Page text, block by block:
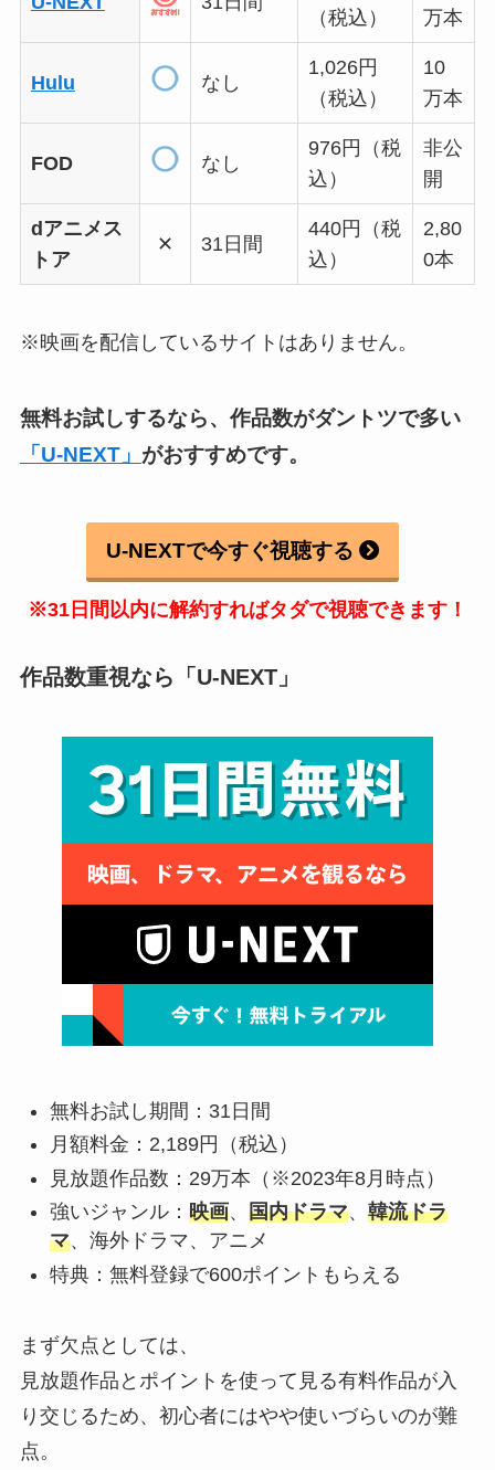
（税込） 万本
Hulu なし
1,026円
（税込）
10
万本
FOD なし
976円（税
込）
非公
開
dアニメス
トア
✕ 31日間
440円（税
込）
2,80
0本
※映画を配信しているサイトはありません。
無料お試しするなら、作品数がダントツで多い
「U-NEXT」 がおすすめです。
U-NEXTで今すぐ視聴する
※31日間以内に解約すればタダで視聴できます！
作品数重視なら「U-NEXT」
無料お試し期間：31日間
月額料金：2,189円（税込）
見放題作品数：29万本（※2023年8月時点）
強いジャンル： 映画、 国内ドラマ、 韓流ドラ
マ、海外ドラマ、アニメ
特典：無料登録で600ポイントもらえる
まず欠点としては、
見放題作品とポイントを使って見る有料作品が入
り交じるため、初心者にはやや使いづらいのが難
点。